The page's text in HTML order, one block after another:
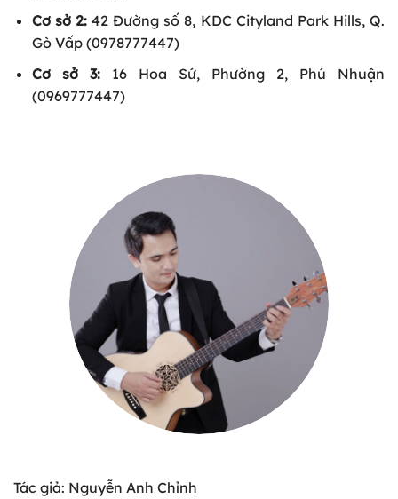
Cơ sở 2:42 Đường số 8, KDC Cityland Park Hills, Q.
Gò Vấp (0978777447)
Cơ sở 3: 16 Hoa Sứ, Phường 2, Phú Nhuận
(0969777447)
Tác giả: Nguyễn Anh Chỉnh